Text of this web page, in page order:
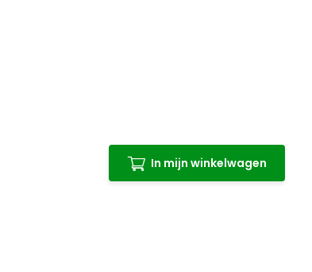
In mijn winkelwagen